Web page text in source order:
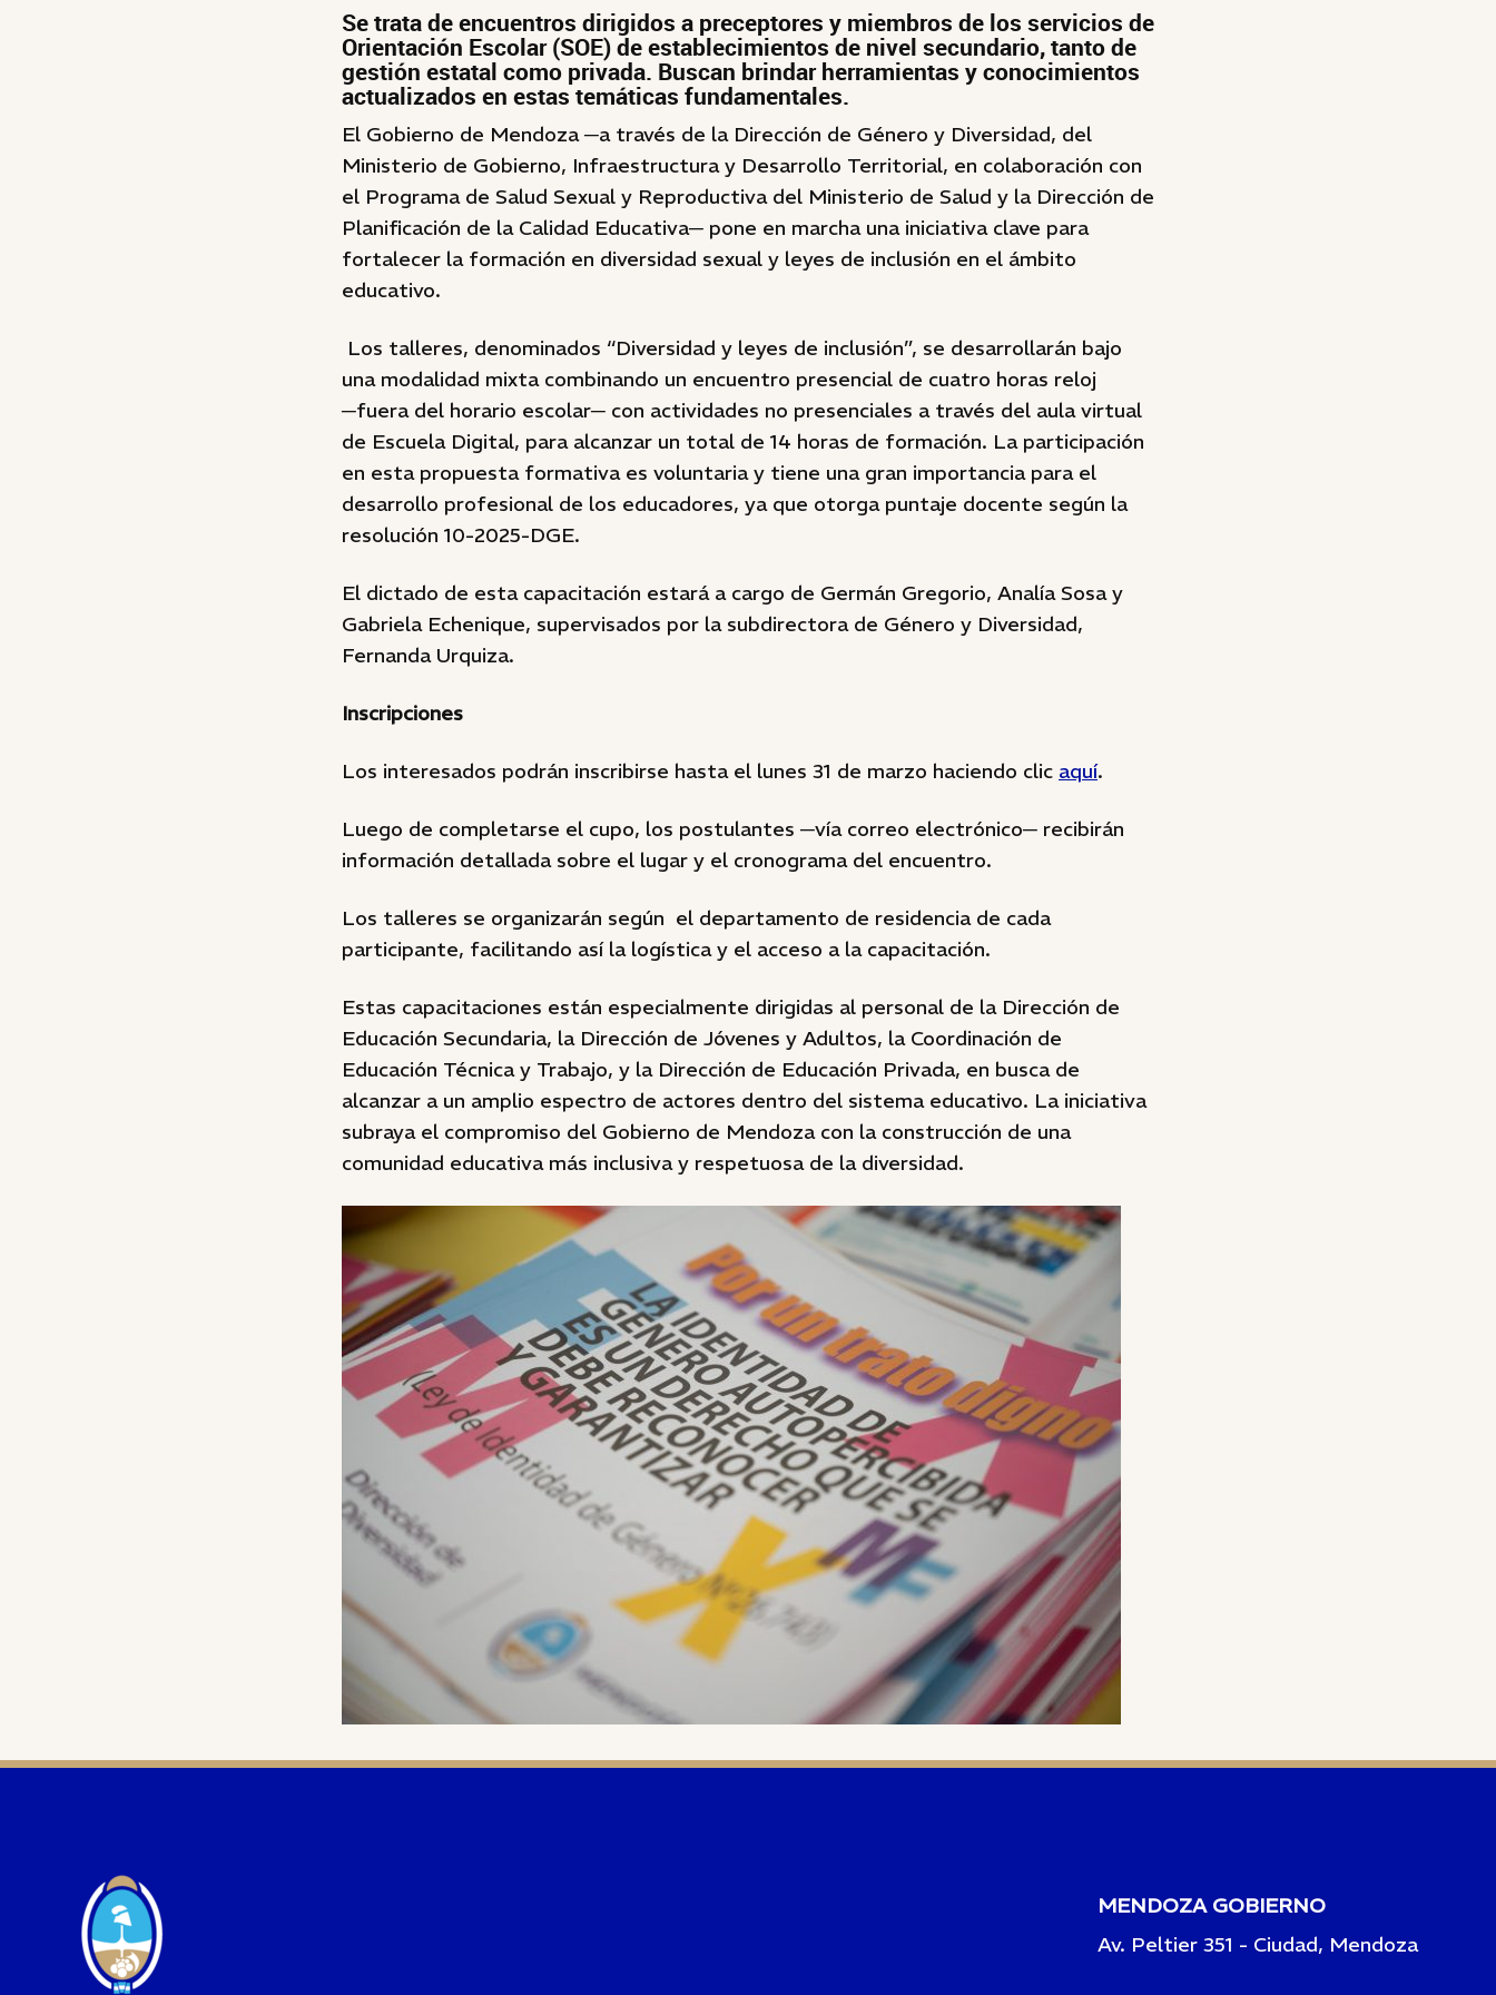
Se trata de encuentros dirigidos a preceptores y miembros de los servicios de
Orientación Escolar (SOE) de establecimientos de nivel secundario, tanto de
gestión estatal como privada. Buscan brindar herramientas y conocimientos
actualizados en estas temáticas fundamentales.
El Gobierno de Mendoza ─a través de la Dirección de Género y Diversidad, del
Ministerio de Gobierno, Infraestructura y Desarrollo Territorial, en colaboración con
el Programa de Salud Sexual y Reproductiva del Ministerio de Salud y la Dirección de
Planificación de la Calidad Educativa─ pone en marcha una iniciativa clave para
fortalecer la formación en diversidad sexual y leyes de inclusión en el ámbito
educativo.
Los talleres, denominados “Diversidad y leyes de inclusión”, se desarrollarán bajo
una modalidad mixta combinando un encuentro presencial de cuatro horas reloj
─fuera del horario escolar─ con actividades no presenciales a través del aula virtual
de Escuela Digital, para alcanzar un total de 14 horas de formación. La participación
en esta propuesta formativa es voluntaria y tiene una gran importancia para el
desarrollo profesional de los educadores, ya que otorga puntaje docente según la
resolución 10-2025-DGE.
El dictado de esta capacitación estará a cargo de Germán Gregorio, Analía Sosa y
Gabriela Echenique, supervisados por la subdirectora de Género y Diversidad,
Fernanda Urquiza.
Inscripciones
Los interesados podrán inscribirse hasta el lunes 31 de marzo haciendo clic aquí.
Luego de completarse el cupo, los postulantes ─vía correo electrónico─ recibirán
información detallada sobre el lugar y el cronograma del encuentro.
Los talleres se organizarán según el departamento de residencia de cada
participante, facilitando así la logística y el acceso a la capacitación.
Estas capacitaciones están especialmente dirigidas al personal de la Dirección de
Educación Secundaria, la Dirección de Jóvenes y Adultos, la Coordinación de
Educación Técnica y Trabajo, y la Dirección de Educación Privada, en busca de
alcanzar a un amplio espectro de actores dentro del sistema educativo. La iniciativa
subraya el compromiso del Gobierno de Mendoza con la construcción de una
comunidad educativa más inclusiva y respetuosa de la diversidad.
MENDOZA GOBIERNO
Av. Peltier 351 - Ciudad, Mendoza